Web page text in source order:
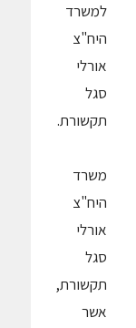
למשרד
היח"צ
אורלי
סגל
תקשורת.
משרד
היח"צ
אורלי
סגל
תקשורת,
אשר